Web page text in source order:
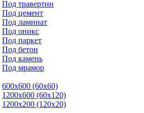
Под травертин
Под цемент
Под ламинат
Под оникс
Под паркет
Под бетон
Под камень
Под мрамор
600х600 (60х60)
1200х600 (60х120)
1200х200 (120x20)